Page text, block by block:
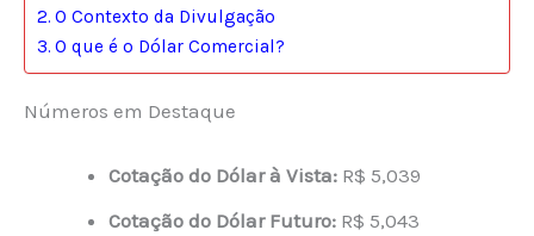
O Contexto da Divulgação
O que é o Dólar Comercial?
Números em Destaque
Cotação do Dólar à Vista: R$ 5,039
Cotação do Dólar Futuro: R$ 5,043